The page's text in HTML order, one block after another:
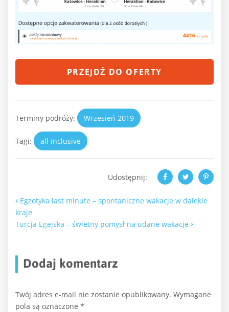
PRZEJDŹ DO OFERTY
Terminy podróży: Wrzesień 2019
Tagi: all inclusive
Udostępnij:
Nawigacja po artykułach
Egzotyka last minute – spontaniczne wakacje w dalekie
kraje
Turcja Egejska – świetny pomysł na udane wakacje
Dodaj komentarz
Twój adres e-mail nie zostanie opublikowany. Wymagane
pola są oznaczone *